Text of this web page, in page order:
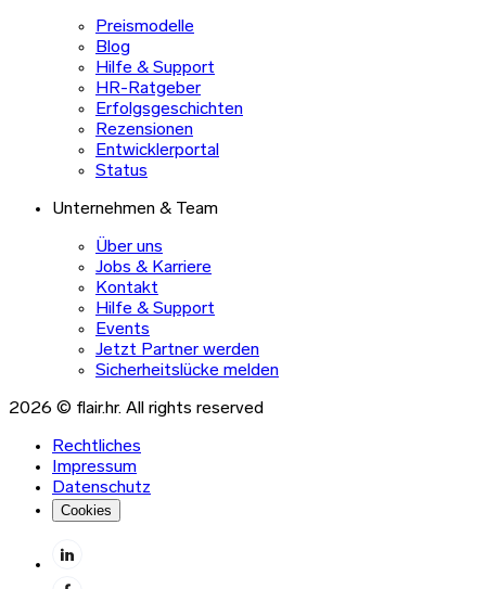
Preismodelle
Blog
Hilfe & Support
HR-Ratgeber
Erfolgsgeschichten
Rezensionen
Entwicklerportal
Status
Unternehmen & Team
Über uns
Jobs & Karriere
Kontakt
Hilfe & Support
Events
Jetzt Partner werden
Sicherheitslücke melden
2026 © flair.hr. All rights reserved
Rechtliches
Impressum
Datenschutz
Cookies